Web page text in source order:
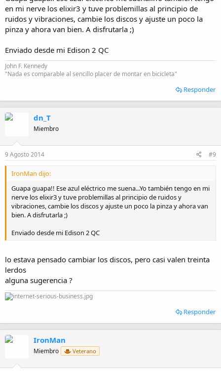
en mi nerve los elixir3 y tuve problemillas al principio de
ruidos y vibraciones, cambie los discos y ajuste un poco la
pinza y ahora van bien. A disfrutarla ;)
Enviado desde mi Edison 2 QC
John F. Kennedy
"Nada es comparable al sencillo placer de montar en bicicleta"
Responder
dn_T
Miembro
9 Agosto 2014 #9
IronMan dijo:
Guapa guapa!! Ese azul eléctrico me suena...Yo también tengo en mi
nerve los elixir3 y tuve problemillas al principio de ruidos y
vibraciones, cambie los discos y ajuste un poco la pinza y ahora van
bien. A disfrutarla ;)
Enviado desde mi Edison 2 QC
lo estava pensado cambiar los discos, pero casi valen treinta
lerdos
alguna sugerencia ?
Responder
IronMan
Miembro Veterano